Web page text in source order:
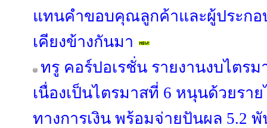
แทนคำขอบคุณลูกค้าและผู้ประกอ
เคียงข้างกันมา
ทรู คอร์ปอเรชั่น รายงานงบไตรม
เนื่องเป็นไตรมาสที่ 6 หนุนด้วยรา
ทางการเงิน พร้อมจ่ายปันผล 5.2